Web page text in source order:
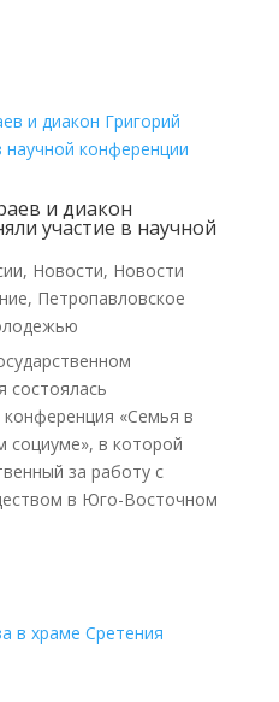
и диакон
участие в научной
, Новости, Новости
, Петропавловское
состоялась
«Семья в
социуме», в которой
за работу с
в Юго-Восточном